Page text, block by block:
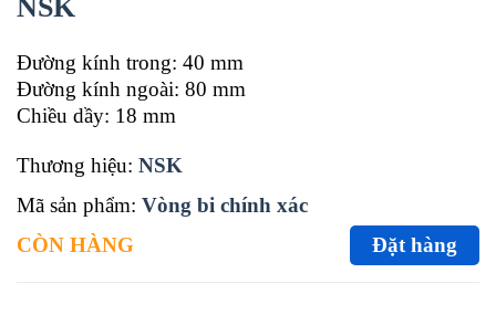
NSK
Đường kính trong: 40 mm
Đường kính ngoài: 80 mm
Chiều dầy: 18 mm
Thương hiệu: NSK
Mã sản phẩm: Vòng bi chính xác
CÒN HÀNG
Đặt hàng